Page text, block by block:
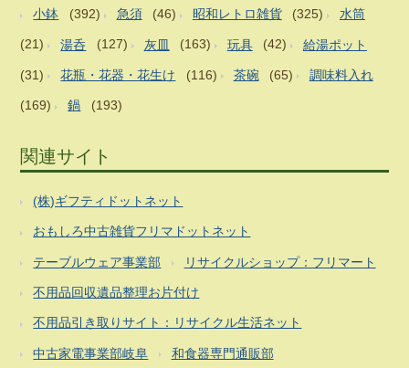
小鉢 (392) 急須 (46) 昭和レトロ雑貨 (325) 水筒
(21) 湯呑 (127) 灰皿 (163) 玩具 (42) 給湯ポット
(31) 花瓶・花器・花生け (116) 茶碗 (65) 調味料入れ
(169) 鍋 (193)
関連サイト
(株)ギフティドットネット
おもしろ中古雑貨フリマドットネット
テーブルウェア事業部 リサイクルショップ：フリマート
不用品回収遺品整理お片付け
不用品引き取りサイト：リサイクル生活ネット
中古家電事業部岐阜 和食器専門通販部